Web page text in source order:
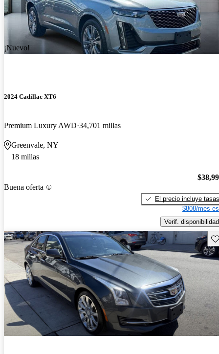
¡Nuevo!
2024 Cadillac XT6
Premium Luxury AWD 34,701 millas
Greenvale, NY
18 millas
Buena oferta
El precio incluye tasas
$808/mes
Verif. disponibilidad